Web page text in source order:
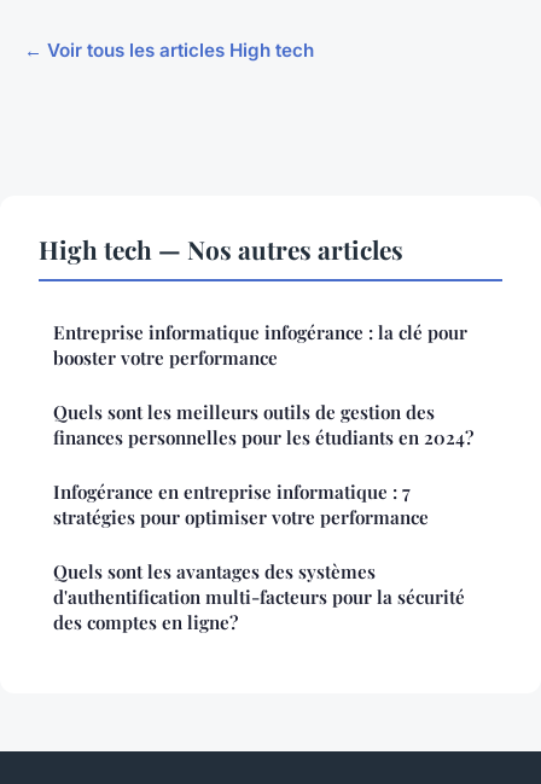
← Voir tous les articles High tech
High tech — Nos autres articles
Entreprise informatique infogérance : la clé pour
booster votre performance
Quels sont les meilleurs outils de gestion des
finances personnelles pour les étudiants en 2024?
Infogérance en entreprise informatique : 7
stratégies pour optimiser votre performance
Quels sont les avantages des systèmes
d'authentification multi-facteurs pour la sécurité
des comptes en ligne?